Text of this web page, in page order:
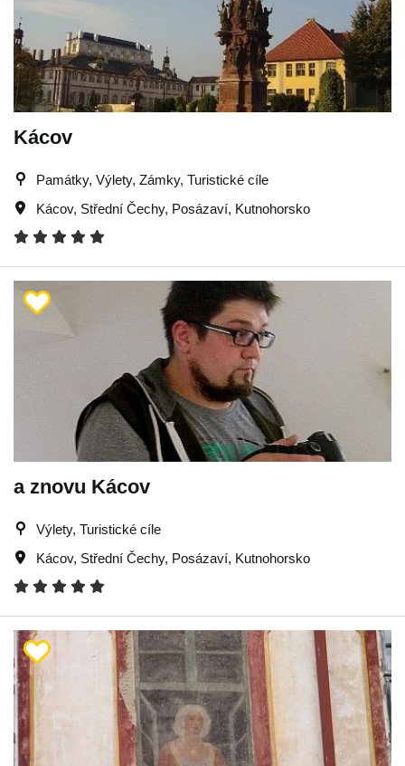
Kácov
Památky, Výlety, Zámky, Turistické cíle
Kácov, Střední Čechy, Posázaví, Kutnohorsko
a znovu Kácov
Výlety, Turistické cíle
Kácov, Střední Čechy, Posázaví, Kutnohorsko